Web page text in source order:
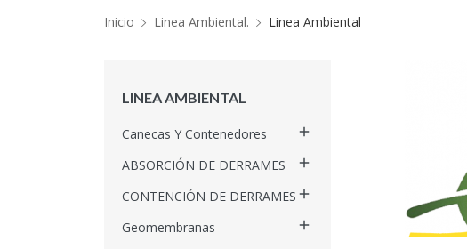
Inicio Linea Ambiental. Linea Ambiental
LINEA AMBIENTAL
Canecas Y Contenedores 
ABSORCIÓN DE DERRAMES 
CONTENCIÓN DE DERRAMES 
Geomembranas 